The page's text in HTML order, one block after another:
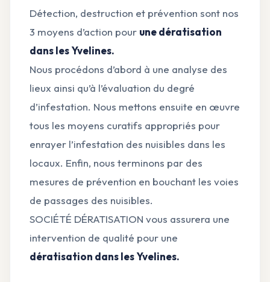
Détection, destruction et prévention sont nos
3 moyens d’action pour une dératisation
dans les Yvelines.
Nous procédons d’abord à une analyse des
lieux ainsi qu’à l’évaluation du degré
d’infestation. Nous mettons ensuite en œuvre
tous les moyens curatifs appropriés pour
enrayer l’infestation des nuisibles dans les
locaux. Enfin, nous terminons par des
mesures de prévention en bouchant les voies
de passages des nuisibles.
SOCIÉTÉ DÉRATISATION vous assurera une
intervention de qualité pour une
dératisation dans les Yvelines.